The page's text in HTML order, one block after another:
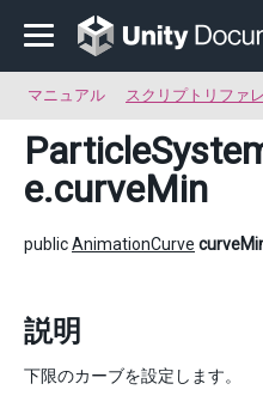
マニュアル スクリプトリファ
e.curveMin
publicAnimationCurve
説明
下限のカーブを設定します。